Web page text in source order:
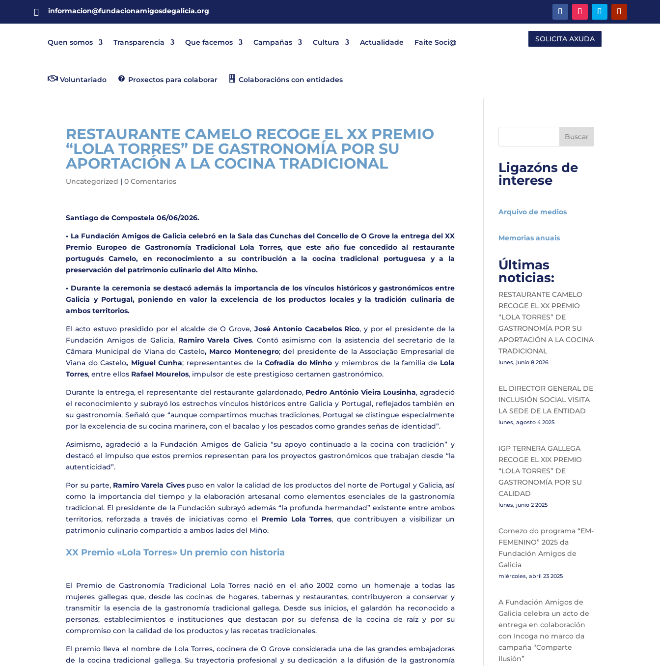
 informacion@fundacionamigosdegalicia.org
Quen somos Transparencia Que facemos Campañas Cultura Actualidade Faite Soci@
Voluntariado Proxectos para colaborar Colaboracións con entidades
SOLICITA AXUDA
RESTAURANTE CAMELO RECOGE EL XX PREMIO
“LOLA TORRES” DE GASTRONOMÍA POR SU
APORTACIÓN A LA COCINA TRADICIONAL
Uncategorized |0 Comentarios
Santiago de Compostela 06/06/2026.
• La Fundación Amigos de Galicia celebró en la Sala das Cunchas del Concello de O Grove la entrega del XX
Premio Europeo de Gastronomía Tradicional Lola Torres, que este año fue concedido al restaurante
portugués Camelo, en reconocimiento a su contribución a la cocina tradicional portuguesa y a la
preservación del patrimonio culinario del Alto Minho.
• Durante la ceremonia se destacó además la importancia de los vínculos históricos y gastronómicos entre
Galicia y Portugal, poniendo en valor la excelencia de los productos locales y la tradición culinaria de
ambos territorios.
El acto estuvo presidido por el alcalde de O Grove, José Antonio Cacabelos Rico, y por el presidente de la
Fundación Amigos de Galicia, Ramiro Varela Cives. Contó asimismo con la asistencia del secretario de la
Câmara Municipal de Viana do Castelo, Marco Montenegro; del presidente de la Associação Empresarial de
Viana do Castelo, Miguel Cunha; representantes de laCofradía do Minho y miembros de la familia de Lola
Torres, entre ellos Rafael Mourelos, impulsor de este prestigioso certamen gastronómico.
Durante la entrega, el representante del restaurante galardonado, Pedro António Vieira Lousinha, agradeció
el reconocimiento y subrayó los estrechos vínculos históricos entre Galicia y Portugal, reflejados también en
su gastronomía. Señaló que “aunque compartimos muchas tradiciones, Portugal se distingue especialmente
por la excelencia de su cocina marinera, con el bacalao y los pescados como grandes señas de identidad”.
Asimismo, agradeció a la Fundación Amigos de Galicia “su apoyo continuado a la cocina con tradición” y
destacó el impulso que estos premios representan para los proyectos gastronómicos que trabajan desde “la
autenticidad”.
Por su parte, Ramiro Varela Civespuso en valor la calidad de los productos del norte de Portugal y Galicia, así
como la importancia del tiempo y la elaboración artesanal como elementos esenciales de la gastronomía
tradicional. El presidente de la Fundación subrayó además “la profunda hermandad” existente entre ambos
territorios, reforzada a través de iniciativas como el Premio Lola Torres, que contribuyen a visibilizar un
patrimonio culinario compartido a ambos lados del Miño.
XX Premio «Lola Torres» Un premio con historia
El Premio de Gastronomía Tradicional Lola Torres nació en el año 2002 como un homenaje a todas las
mujeres gallegas que, desde las cocinas de hogares, tabernas y restaurantes, contribuyeron a conservar y
transmitir la esencia de la gastronomía tradicional gallega. Desde sus inicios, el galardón ha reconocido a
personas, establecimientos e instituciones que destacan por su defensa de la cocina de raíz y por su
compromiso con la calidad de los productos y las recetas tradicionales.
El premio lleva el nombre de Lola Torres, cocinera de O Grove considerada una de las grandes embajadoras
de la cocina tradicional gallega. Su trayectoria profesional y su dedicación a la difusión de la gastronomía
Buscar
Ligazóns de
interese
Arquivo de medios
Memorias anuais
Últimas
noticias:
RESTAURANTE CAMELO
RECOGE EL XX PREMIO
“LOLA TORRES” DE
GASTRONOMÍA POR SU
APORTACIÓN A LA COCINA
TRADICIONAL
lunes, junio 8 2026
EL DIRECTOR GENERAL DE
INCLUSIÓN SOCIAL VISITA
LA SEDE DE LA ENTIDAD
lunes, agosto 4 2025
IGP TERNERA GALLEGA
RECOGE EL XIX PREMIO
“LOLA TORRES” DE
GASTRONOMÍA POR SU
CALIDAD
lunes, junio 2 2025
Comezo do programa “EM-
FEMENINO” 2025 da
Fundación Amigos de
Galicia
miércoles, abril 23 2025
A Fundación Amigos de
Galicia celebra un acto de
entrega en colaboración
con Incoga no marco da
campaña “Comparte
Ilusión”